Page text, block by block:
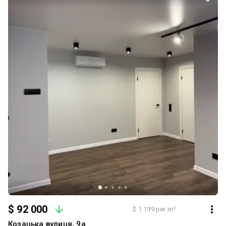
$ 92 000 $ 1 199 per m²
Козацька вулиця, 9а